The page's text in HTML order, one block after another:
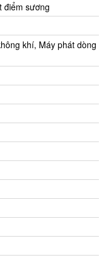
điểm sương
khí, Máy phát dòng